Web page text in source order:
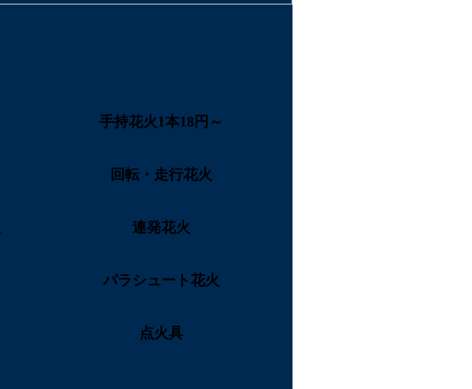
手持花火1本18円～
回転・走行花火
連発花火
パラシュート花火
点火具